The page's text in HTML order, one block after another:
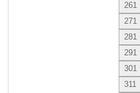
261
271
281
291
301
311